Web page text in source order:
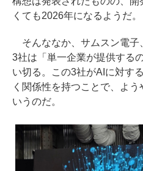
くても2026年になるようだ。
そんななか、サムスン電子
3社は「単一企業が提供する
い切る。この3社がAIに対す
く関係性を持つことで、よ
いうのだ。